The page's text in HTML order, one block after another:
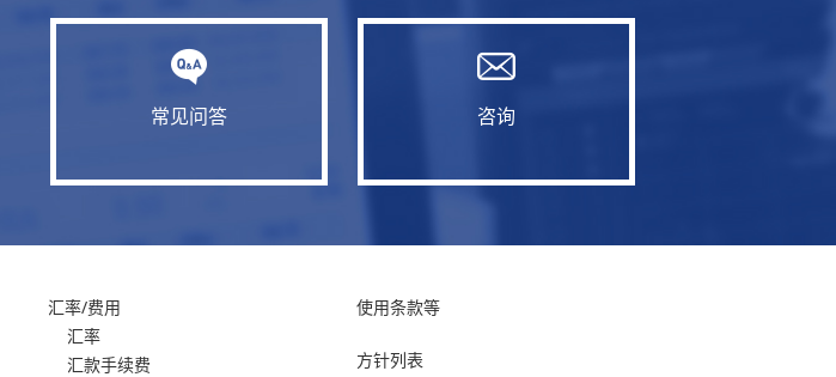
常见问答 咨询
汇率/费用
汇率
汇款手续费
使用条款等
方针列表